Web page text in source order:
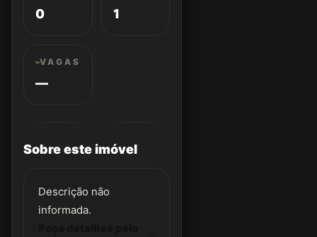
0 1
VAGAS
—
Sobre este imóvel
Descrição não
informada.